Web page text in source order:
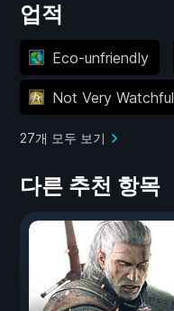
업적
Eco-unfriendly
Not Very Watchful
27개 모두 보기
다른 추천 항목